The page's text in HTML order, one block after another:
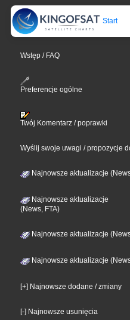
Start
Wstęp / FAQ
Preferencje ogólne
Twój Komentarz / poprawki
Wyślij swoje uwagi / propozycje
Najnowsze aktualizacje
Najnowsze aktualizacje
(News, FTA)
Najnowsze aktualizacje
Najnowsze aktualizacje
[+] Najnowsze dodane / zmiany
[-] Najnowsze usunięcia